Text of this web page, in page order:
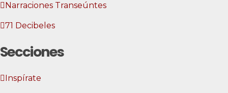
Narraciones Transeúntes
71 Decibeles
Secciones
Inspírate